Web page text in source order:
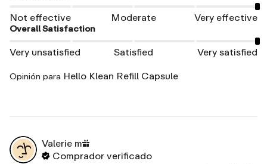
Not effective Moderate Very effective
Overall Satisfaction
Very unsatisfied Satisfied Very satisfied
Opinión para Hello Klean Refill Capsule
Valerie m
Comprador verificado